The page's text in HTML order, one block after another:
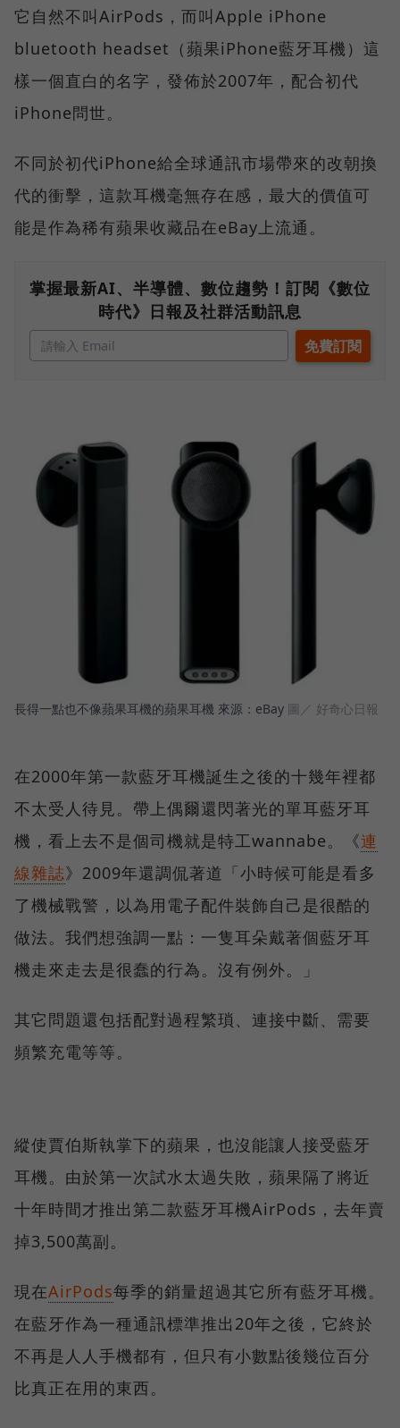
它自然不叫AirPods，而叫Apple iPhone
bluetooth headset（蘋果iPhone藍牙耳機）這
樣一個直白的名字，發佈於2007年，配合初代
iPhone問世。
不同於初代iPhone給全球通訊市場帶來的改朝換
代的衝擊，這款耳機毫無存在感，最大的價值可
能是作為稀有蘋果收藏品在eBay上流通。
掌握最新AI、半導體、數位趨勢！訂閱《數位
時代》日報及社群活動訊息
長得一點也不像蘋果耳機的蘋果耳機 來源：eBay 圖／ 好奇心日報
在2000年第一款藍牙耳機誕生之後的十幾年裡都
不太受人待見。帶上偶爾還閃著光的單耳藍牙耳
機，看上去不是個司機就是特工wannabe。《連
線雜誌》2009年還調侃著道「小時候可能是看多
了機械戰警，以為用電子配件裝飾自己是很酷的
做法。我們想強調一點：一隻耳朵戴著個藍牙耳
機走來走去是很蠢的行為。沒有例外。」
其它問題還包括配對過程繁瑣、連接中斷、需要
頻繁充電等等。
縱使賈伯斯執掌下的蘋果，也沒能讓人接受藍牙
耳機。由於第一次試水太過失敗，蘋果隔了將近
十年時間才推出第二款藍牙耳機AirPods，去年賣
掉3,500萬副。
現在AirPods每季的銷量超過其它所有藍牙耳機。
在藍牙作為一種通訊標準推出20年之後，它終於
不再是人人手機都有，但只有小數點後幾位百分
比真正在用的東西。